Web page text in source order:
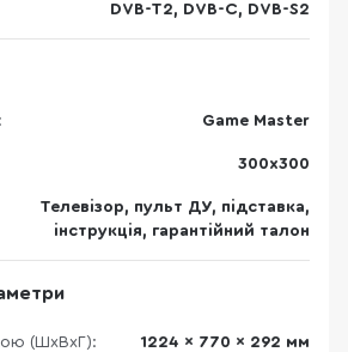
DVB-T2, DVB-C, DVB-S2
Game Master
300х300
Телевізор, пульт ДУ, підставка,
інструкція, гарантійний талон
(ШхВхГ): 1224 x 770 x 292 мм